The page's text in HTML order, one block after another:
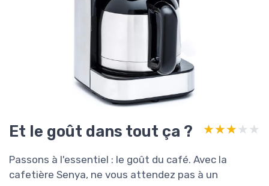
Et le goût dans tout ça ? ★★★★★
★★★★★
Passons à l'essentiel : le goût du café. Avec la
cafetière Senya, ne vous attendez pas à un